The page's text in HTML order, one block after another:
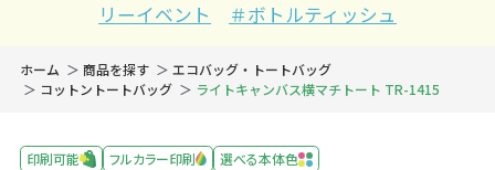
リーイベント
＃ボトルティッシュ
ホーム 商品を探す
エコバッグ・トートバッグ
コットントートバッグ
ライトキャンバス横マチトート TR-1415
印刷可能 フルカラー印刷 選べる本体色